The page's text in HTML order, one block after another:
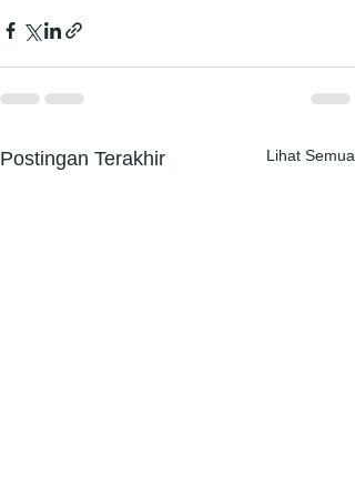
Postingan Terakhir Lihat Semua